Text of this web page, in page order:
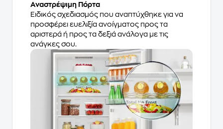
Αναστρέψιμη Πόρτα
Ειδικός σχεδιασμός που αναπτύχθηκε για να
προσφέρει ευελιξία ανοίγματος προς τα
αριστερά ή προς τα δεξιά ανάλογα με τις
ανάγκες σου.